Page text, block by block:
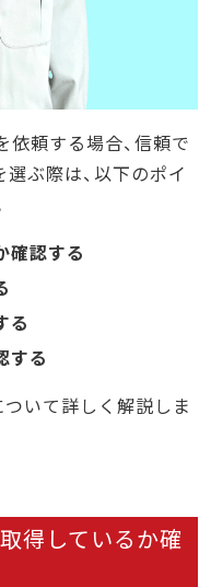
頼する場合、信頼で
ぶ際は、以下のポイ
確認する
る
する
いて詳しく解説しま
得しているか確